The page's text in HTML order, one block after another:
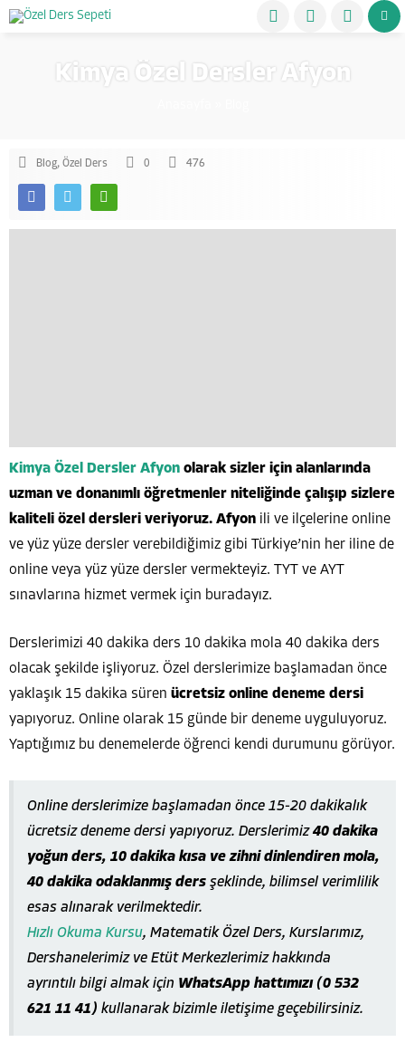
Kimya Özel Dersler Afyon
Blog, Özel Ders 0 476
Kimya Özel Dersler Afyon olarak sizler için alanlarında
uzman ve donanımlı öğretmenler niteliğinde çalışıp sizlere
kaliteli özel dersleri veriyoruz. Afyon ili ve ilçelerine online
ve yüz yüze dersler verebildiğimiz gibi Türkiye’nin her iline de
online veya yüz yüze dersler vermekteyiz. TYT ve AYT
sınavlarına hizmet vermek için buradayız.
Derslerimizi 40 dakika ders 10 dakika mola 40 dakika ders
olacak şekilde işliyoruz. Özel derslerimize başlamadan önce
yaklaşık 15 dakika süren ücretsiz online deneme dersi
yapıyoruz. Online olarak 15 günde bir deneme uyguluyoruz.
Yaptığımız bu denemelerde öğrenci kendi durumunu görüyor.
Online derslerimize başlamadan önce 15-20 dakikalık
ücretsiz deneme dersi yapıyoruz. Derslerimiz40 dakika
yoğun ders, 10 dakika kısa ve zihni dinlendiren mola,
40 dakika odaklanmış ders şeklinde, bilimsel verimlilik
esas alınarak verilmektedir.
Hızlı Okuma Kursu, Matematik Özel Ders, Kurslarımız,
Dershanelerimiz ve Etüt Merkezlerimiz hakkında
ayrıntılı bilgi almak için WhatsApp hattımızı (0 532
621 11 41) kullanarak bizimle iletişime geçebilirsiniz.